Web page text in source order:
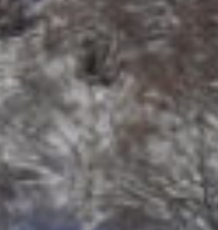
Sprint (3 km): Platz 1 mit 1/0 Schießfehlern
Massenstart (5 km): Platz 1 mit 0/0/0/2 Schießfehlern
Markus Lichte (Klasse Herren 3) überzeugte ebenfalls
mit zwei Podestplätzen:
Sprint: Platz 2 mit 2/2 Schießfehlern
Massenstart: Platz 2 mit 0/1/1/0 Schießfehlern
Mit diesen hervorragenden Ergebnissen haben sich
beide Athleten erfolgreich für die Deutschen
Meisterschaften im September im Harz qualifiziert.